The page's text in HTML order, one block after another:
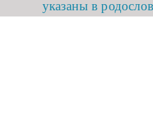
указаны в